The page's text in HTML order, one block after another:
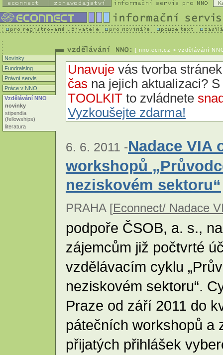
[ nno.ecn.cz > vzdělávání
Novinky
Fundraising
Právní servis
Práce v NNO
Vzdělávání NNO
novinky
stipendia
(fellowships)
literatura
Unavuje vás tvorba
čas na jejich aktualizaci? S
TOOLKIT to zvládnete
Vyzkoušejte zdarma!
6. 6. 2011 -Nadace VIA
workshopů
neziskovém sektoru“
PRAHA [Econnect/ Nadace
podpoře ČSOB, a. s.,
zájemcům již počtvrté
vzdělávacím cyklu
neziskovém sektoru“.
Praze od září 2011 do
pátečních workshopů a
přijatých přihlášek